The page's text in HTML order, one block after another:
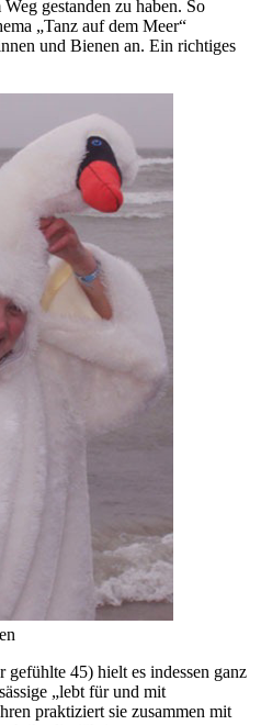
gestanden zu haben. So
„Tanz auf dem Meer“
und Bienen an. Ein richtiges
45) hielt es indessen ganz
„lebt für und mit
praktiziert sie zusammen mit